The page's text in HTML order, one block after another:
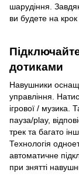
шарудіння.
ви будете на
дотиками
Навушники
управління.
ігрової / музика.
пауза/play,
трек та багато
Технологія
автоматичне
при знятті